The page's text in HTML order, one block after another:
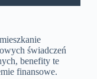
świadczeń
benefity te
finansowe.